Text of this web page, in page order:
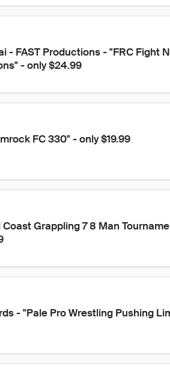
- FAST Productions - "FRC Fight
- only $24.99
FC 330" - only $19.99
Grappling 7 8 Man
- "Pale Pro Wrestling Pushing